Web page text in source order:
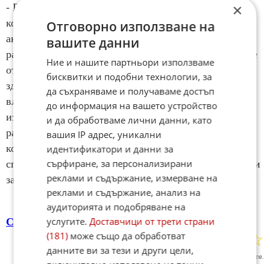
- Провеждаме групови сесии с психотерапевти, в
които се включват лекари, медицински сестри,
акушерки, лаборанти и други медицински лица. В
рамките на това защитено пространство участниците
отработват, с помощта на специалист по психично
здраве, трудни житейски и работни ситуации, които
влияят на професионалната изява. Това им помага да
изградят нова гледна точка към трудностите в
работата, да споделят с колеги напълно
конфиденциално и да развият повече умения за
справяне с предизвикателствата. Групите са отворени
за нови членове.
София / България
Поставете оценка: ☆
☆
гласа.
×
Отговорно използване на
вашите данни
Ние и нашите партньори използваме
бисквитки и подобни технологии, за
да съхраняваме и получаваме достъп
до информация на вашето устройство
и да обработваме лични данни, като
вашия IP адрес, уникални
идентификатори и данни за
сърфиране, за персонализирани
реклами и съдържание, измерване на
реклами и съдържание, анализ на
аудиторията и подобряване на
услугите.Доставчици от трети страни
(181)може също да обработват
данните ви за тези и други цели,